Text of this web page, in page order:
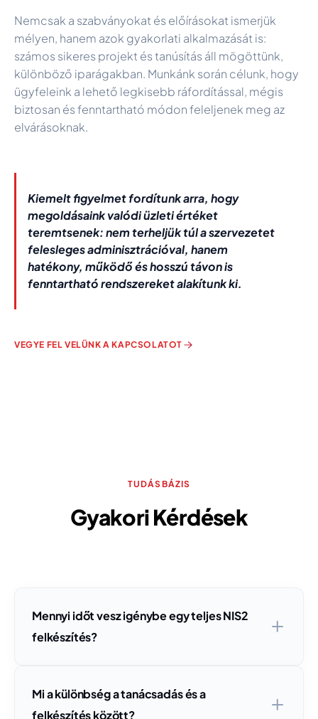
Nemcsak a szabványokat és előírásokat ismerjük
mélyen, hanem azok gyakorlati alkalmazását is:
számos sikeres projekt és tanúsítás áll mögöttünk,
különböző iparágakban. Munkánk során célunk, hogy
ügyfeleink a lehető legkisebb ráfordítással, mégis
biztosan és fenntartható módon feleljenek meg az
elvárásoknak.
Kiemelt figyelmet fordítunk arra, hogy
megoldásaink valódi üzleti értéket
teremtsenek: nem terheljük túl a szervezetet
felesleges adminisztrációval, hanem
hatékony, működő és hosszú távon is
fenntartható rendszereket alakítunk ki.
VEGYE FEL VELÜNK A KAPCSOLATOT
TUDÁSBÁZIS
Gyakori Kérdések
Mennyi időt vesz igénybe egy teljes NIS2
felkészítés?
Mi a különbség a tanácsadás és a
felkészítés között?